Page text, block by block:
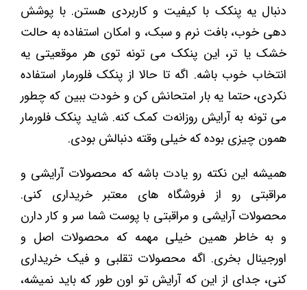
دنبال یه پنکک با کیفیت و کاربردی هستن. با پوشش
‌دهی خوب، بافت نرم و سبک، و امکان استفاده به حالت
خشک یا تر، این پنکک می ‌تونه توی هر موقعیتی یه
انتخاب خوب باشه. اگه تا حالا از پنکک فلورمار استفاده
نکردی، حتما یه بار امتحانش کن و خودت ببین که چطور
می ‌تونه به آرایش روزانه‌ت کمک کنه. شاید پنکک فلورمار
همون چیزی بوده که خیلی وقته دنبالش بودی.
همیشه این نکته رو یادت باشه که محصولات آرایشی و
مراقبتی رو از فروشگاه های معتبر خریداری کنی.
محصولات آرایشی و مراقبتی با پوست شما سر و کار دارن
و به خاطر همین خیلی مهمه که محصولات اصل و
اورجینال بخری. اگه محصولات تقلبی و فیک خریداری
کنی، جدای از این که آرایش تو اون طور که باید نمیشه،